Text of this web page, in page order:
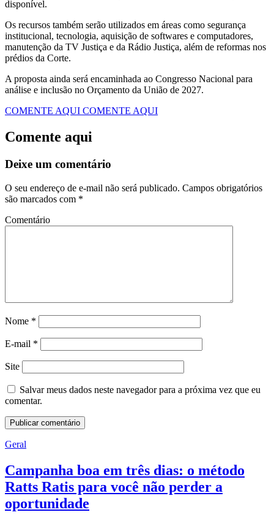
disponível.
Os recursos também serão utilizados em áreas como segurança
institucional, tecnologia, aquisição de softwares e computadores,
manutenção da TV Justiça e da Rádio Justiça, além de reformas nos
prédios da Corte.
A proposta ainda será encaminhada ao Congresso Nacional para
análise e inclusão no Orçamento da União de 2027.
COMENTE AQUI COMENTE AQUI
Comente aqui
Deixe um comentário
O seu endereço de e-mail não será publicado. Campos obrigatórios
são marcados com *
Comentário
Nome *
E-mail *
Site
Salvar meus dados neste navegador para a próxima vez que eu
comentar.
Geral
Campanha boa em três dias: o método
Ratts Ratis para você não perder a
oportunidade